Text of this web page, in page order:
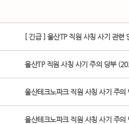
[ 긴급 ] 울산TP 직원 사칭 사기 관련
울산TP 직원 사칭 사기 주의 당부
울산테크노파크 직원 사칭 사기 주
울산테크노파크 직원 사칭 사기 주